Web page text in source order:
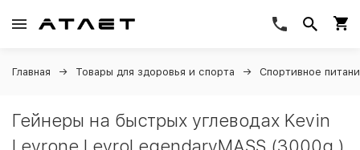
Главная Товары для здоровья и спорта Спортивное
Гейнеры на быстрых углеводах Kevin